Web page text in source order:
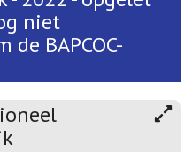
niet
BAPCOC-